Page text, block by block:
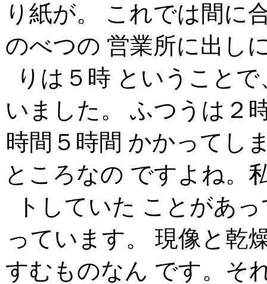
り紙が。 これでは間に
のべつの 営業所に出し
りは５時 ということ
いました。 ふつうは２
時間５時間 かかってし
ところなの ですよね。
トしていた ことがあ
っています。 現像と乾
すむものなん です。そ